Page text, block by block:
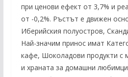
при ценови ефект от 3,7% и
от -0,2%. Ръстът е движен
Иберийския полуостров,
Най-значим принос имат
кафе, Шоколадови продукти с
и храната за домашни